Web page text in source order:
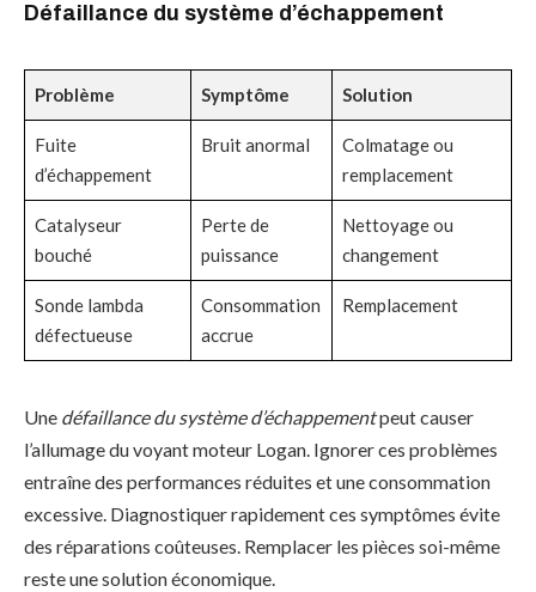
Défaillance du système d’échappement
Problème Symptôme Solution
Fuite
d’échappement
Bruit anormal
Colmatage ou
remplacement
Catalyseur
bouché
Perte de
puissance
Nettoyage ou
changement
Sonde lambda
défectueuse
Consommation
accrue
Remplacement
Une défaillance du système d’échappementpeut causer
l’allumage du voyant moteur Logan. Ignorer ces problèmes
entraîne des performances réduites et une consommation
excessive. Diagnostiquer rapidement ces symptômes évite
des réparations coûteuses. Remplacer les pièces soi-même
reste une solution économique.